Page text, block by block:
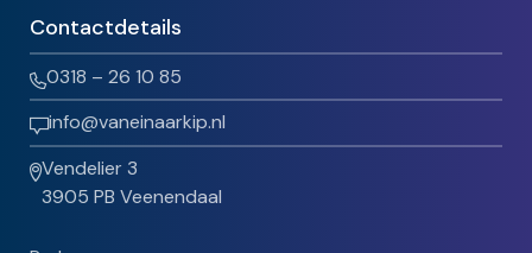
Contactdetails
0318 – 26 10 85
info@vaneinaarkip.nl
Vendelier 3
3905 PB Veenendaal